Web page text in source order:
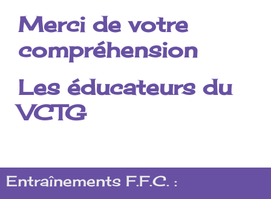
Merci de votre
compréhension
Les éducateurs du
VCTG
Entraînements F.F.C. :